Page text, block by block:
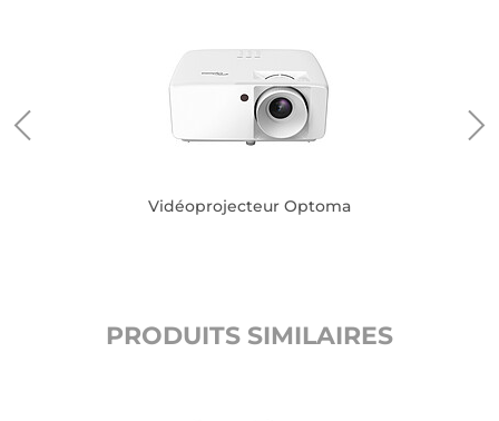
Vidéoprojecteur Optoma
PRODUITS SIMILAIRES